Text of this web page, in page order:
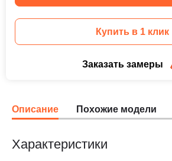
Купить в 1 клик
Заказать замеры
Описание Похожие модели
Характеристики